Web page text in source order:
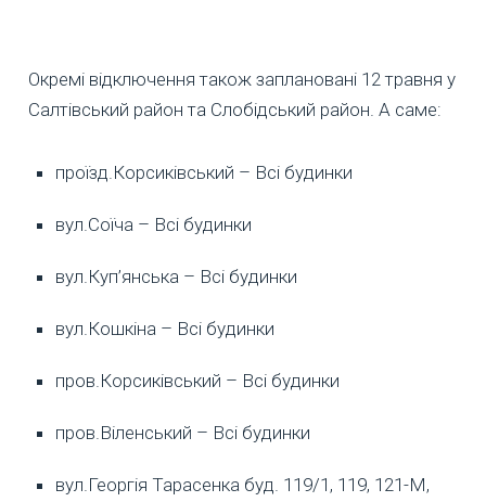
Окремі відключення також заплановані 12 травня у
Салтівський район та Слобідський район. А саме:
проїзд.Корсиківський – Всі будинки
вул.Соїча – Всі будинки
вул.Куп’янська – Всі будинки
вул.Кошкіна – Всі будинки
пров.Корсиківський – Всі будинки
пров.Віленський – Всі будинки
вул.Георгія Тарасенка буд. 119/1, 119, 121-М,